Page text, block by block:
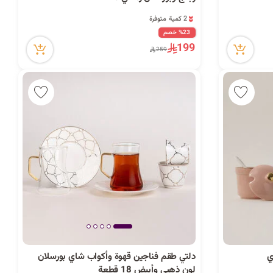
85 مشاهدة مؤخراً
2 كمية متوفرة
85 مشاهدة مؤخراً
%23 خصم
199
259
دلتي طقم فناجين قهوة وأكواب شاي بورسلان
لون ذهبي وأبيض 18 قطعة